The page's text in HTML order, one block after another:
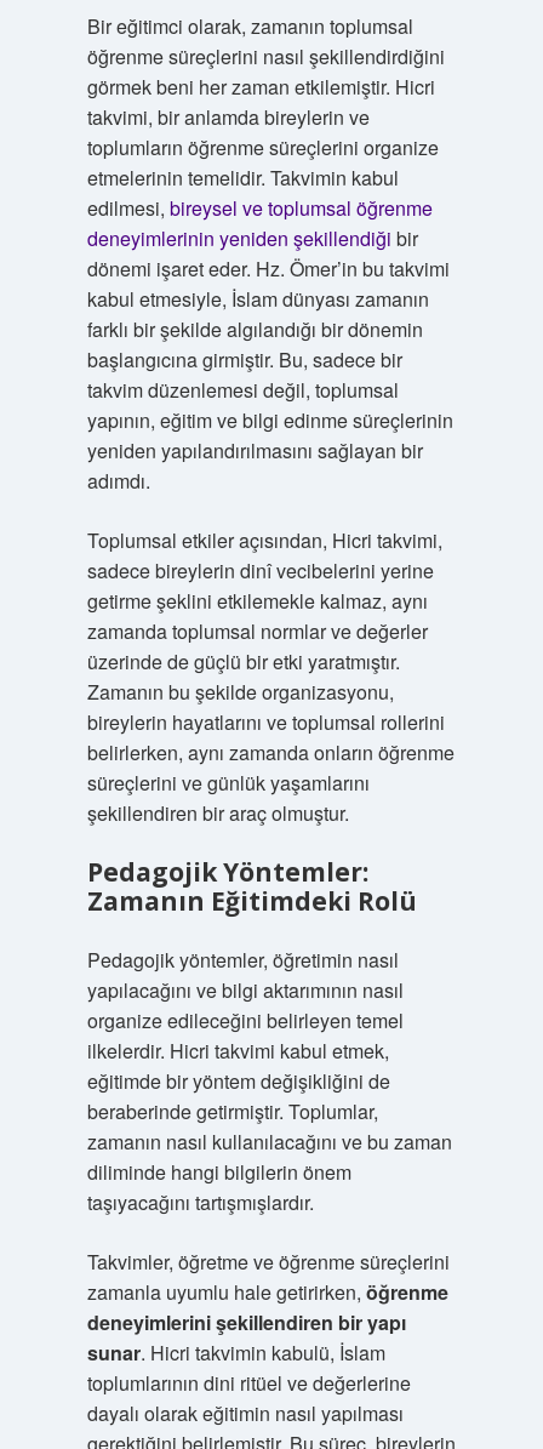
Bir eğitimci olarak, zamanın toplumsal
öğrenme süreçlerini nasıl şekillendirdiğini
görmek beni her zaman etkilemiştir. Hicri
takvimi, bir anlamda bireylerin ve
toplumların öğrenme süreçlerini organize
etmelerinin temelidir. Takvimin kabul
edilmesi, bireysel ve toplumsal öğrenme
deneyimlerinin yeniden şekillendiği bir
dönemi işaret eder. Hz. Ömer’in bu takvimi
kabul etmesiyle, İslam dünyası zamanın
farklı bir şekilde algılandığı bir dönemin
başlangıcına girmiştir. Bu, sadece bir
takvim düzenlemesi değil, toplumsal
yapının, eğitim ve bilgi edinme süreçlerinin
yeniden yapılandırılmasını sağlayan bir
adımdı.
Toplumsal etkiler açısından, Hicri takvimi,
sadece bireylerin dinî vecibelerini yerine
getirme şeklini etkilemekle kalmaz, aynı
zamanda toplumsal normlar ve değerler
üzerinde de güçlü bir etki yaratmıştır.
Zamanın bu şekilde organizasyonu,
bireylerin hayatlarını ve toplumsal rollerini
belirlerken, aynı zamanda onların öğrenme
süreçlerini ve günlük yaşamlarını
şekillendiren bir araç olmuştur.
Pedagojik Yöntemler:
Zamanın Eğitimdeki Rolü
Pedagojik yöntemler, öğretimin nasıl
yapılacağını ve bilgi aktarımının nasıl
organize edileceğini belirleyen temel
ilkelerdir. Hicri takvimi kabul etmek,
eğitimde bir yöntem değişikliğini de
beraberinde getirmiştir. Toplumlar,
zamanın nasıl kullanılacağını ve bu zaman
diliminde hangi bilgilerin önem
taşıyacağını tartışmışlardır.
Takvimler, öğretme ve öğrenme süreçlerini
zamanla uyumlu hale getirirken, öğrenme
deneyimlerini şekillendiren bir yapı
sunar. Hicri takvimin kabulü, İslam
toplumlarının dini ritüel ve değerlerine
dayalı olarak eğitimin nasıl yapılması